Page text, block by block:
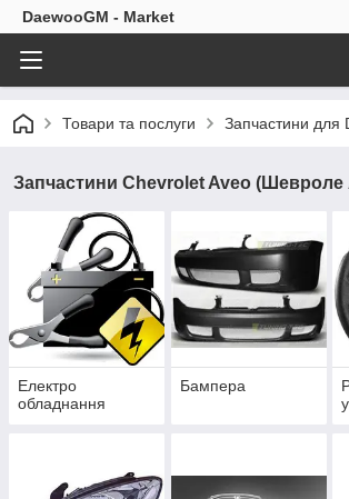
DaewooGM - Market
Товари та послуги Запчастини для
Запчастини Chevrolet Aveo (Шевроле
Електро
обладнання
Бампера